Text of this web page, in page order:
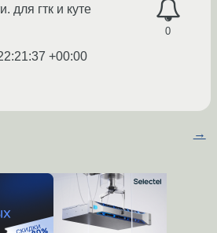
0
для гтк и куте
+00:00
→